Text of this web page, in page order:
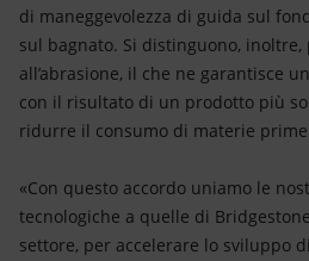
di maneggevolezza di guida sul
sul bagnato. Si distinguono, inoltre,
all’abrasione, il che ne garantisce
con il risultato di un prodotto più
ridurre il consumo di materie
«Con questo accordo uniamo le
tecnologiche a quelle di
settore, per accelerare lo sviluppo